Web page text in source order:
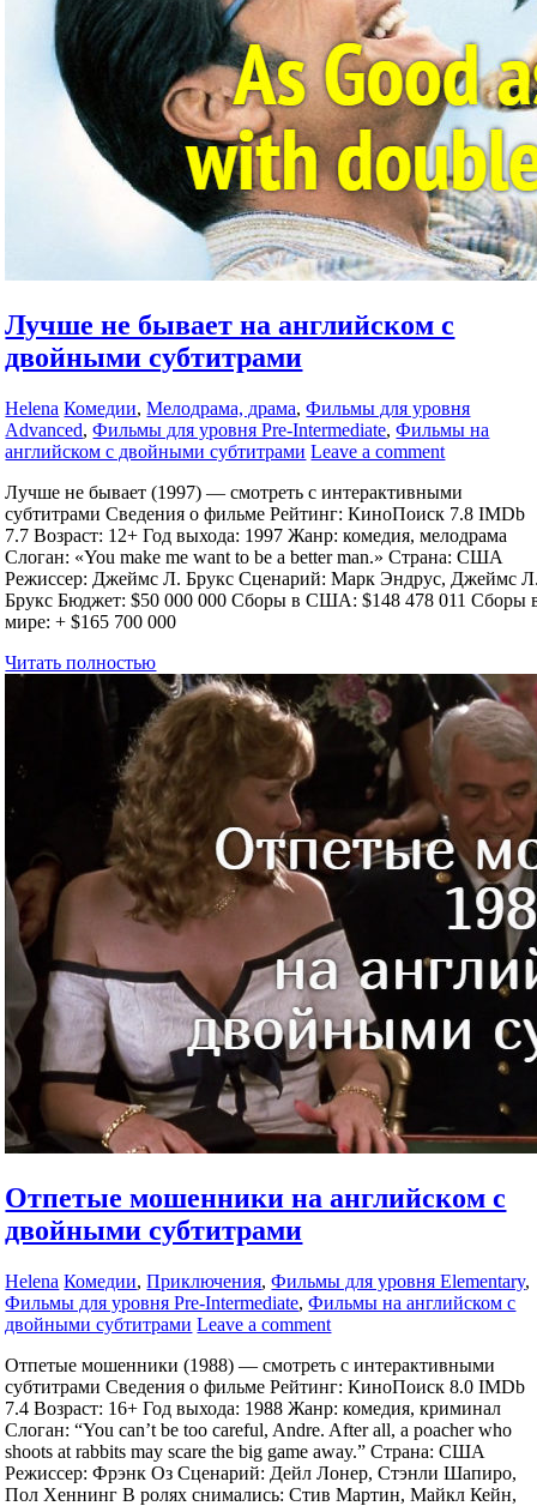
Лучше не бывает на английском с
двойными субтитрами
Helena Комедии,Мелодрама, драма,Фильмы для уровня
Advanced,Фильмы для уровня Pre-Intermediate,Фильмы на
английском с двойными субтитрами Leave a comment
Лучше не бывает (1997) — смотреть с интерактивными
субтитрами Сведения о фильме Рейтинг: КиноПоиск 7.8 IMDb
7.7 Возраст: 12+ Год выхода: 1997 Жанр: комедия, мелодрама
Слоган: «You make me want to be a better man.» Страна: США
Режиссер: Джеймс Л. Брукс Сценарий: Марк Эндрус, Джеймс
Брукс Бюджет: $50 000 000 Сборы в США: $148 478 011 Сборы
мире: + $165 700 000
Читать полностью
Отпетые мошенники на английском с
двойными субтитрами
Helena Комедии,Приключения,Фильмы для уровня Elementary,
Фильмы для уровня Pre-Intermediate,Фильмы на английском с
двойными субтитрами Leave a comment
Отпетые мошенники (1988) — смотреть с интерактивными
субтитрами Сведения о фильме Рейтинг: КиноПоиск 8.0 IMDb
7.4 Возраст: 16+ Год выхода: 1988 Жанр: комедия, криминал
Слоган: “You can’t be too careful, Andre. After all, a poacher who
shoots at rabbits may scare the big game away.” Страна: США
Режиссер: Фрэнк Оз Сценарий: Дейл Лонер, Стэнли Шапиро,
Пол Хеннинг В ролях снимались: Стив Мартин, Майкл Кейн,